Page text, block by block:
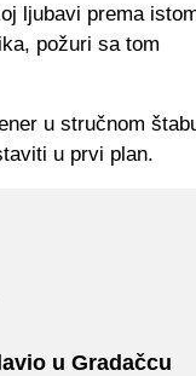
ljubavi prema
požuri sa tom
u stručnom
u prvi plan.
u Gradačcu